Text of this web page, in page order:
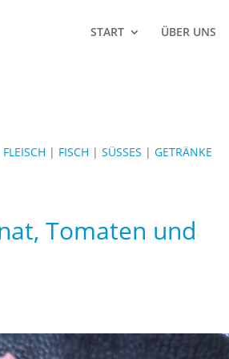
START ÜBER UNS
FLEISCH | FISCH | SÜSSES | GETRÄNKE
Tomaten und